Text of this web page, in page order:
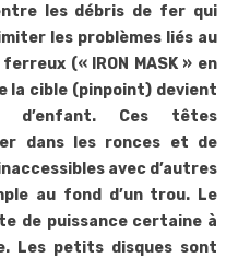
les débris de fer qui
les problèmes liés au
(« IRON MASK » en
la cible (pinpoint) devient
d’enfant. Ces têtes
dans les ronces et de
avec d’autres
au fond d’un trou. Le
de puissance certaine à
Les petits disques sont